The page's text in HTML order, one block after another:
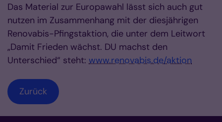
Das Material zur Europawahl lässt sich auch gut
nutzen im Zusammenhang mit der diesjährigen
Renovabis-Pfingstaktion, die unter dem Leitwort
„Damit Frieden wächst. DU machst den
Unterschied“ steht: www.renovabis.de/aktion
Zurück